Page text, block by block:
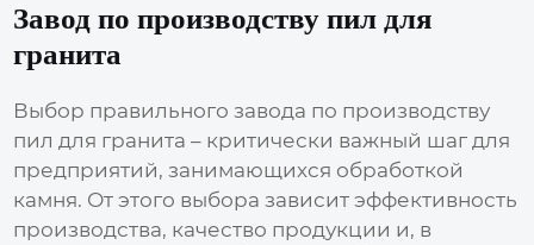
Завод по производству пил для
гранита
Выбор правильногозавода по производству
пил для гранита – критически важный шаг для
предприятий, занимающихся обработкой
камня. От этого выбора зависит эффективность
производства, качество продукции и, в